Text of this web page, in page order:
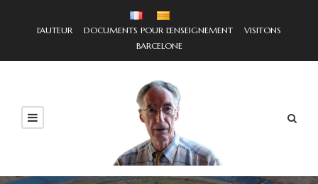
L'AUTEUR DOCUMENTS POUR L'ENSEIGNEMENT
VISITONS
BARCELONE